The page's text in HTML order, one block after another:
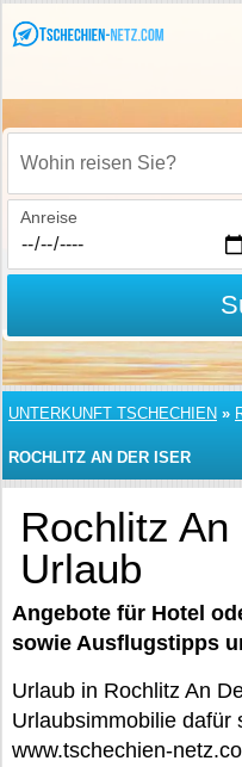
Wohin reisen Sie?
Anreise
UNTERKUNFT TSCHECHIEN »
ROCHLITZ AN DER ISER
Rochlitz
Urlaub
Angebote für Hotel
sowie Ausflugstipps
Urlaub in Rochlitz An
Urlaubsimmobilie dafür
www.tschechien-